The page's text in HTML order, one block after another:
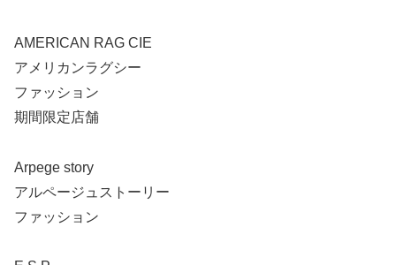
AMERICAN RAG CIE
アメリカンラグシー
ファッション
期間限定店舗
Arpege story
アルページュストーリー
ファッション